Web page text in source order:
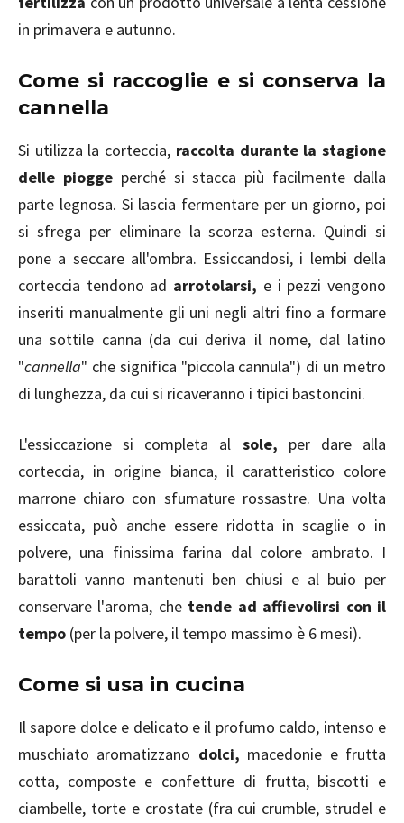
in primavera e autunno.
Come si raccoglie e si conserva la
cannella
Si utilizza la corteccia, raccolta durante la stagione
delle pioggeperché si stacca più facilmente dalla
parte legnosa. Si lascia fermentare per un giorno, poi
si sfrega per eliminare la scorza esterna. Quindi si
pone a seccare all'ombra. Essiccandosi, i lembi della
corteccia tendono ad arrotolarsi, e i pezzi vengono
inseriti manualmente gli uni negli altri fino a formare
una sottile canna (da cui deriva il nome, dal latino
"cannella" che significa "piccola cannula") di un metro
di lunghezza, da cui si ricaveranno i tipici bastoncini.
L'essiccazione si completa al sole, per dare alla
corteccia, in origine bianca, il caratteristico colore
marrone chiaro con sfumature rossastre. Una volta
essiccata, può anche essere ridotta in scaglie o in
polvere, una finissima farina dal colore ambrato. I
barattoli vanno mantenuti ben chiusi e al buio per
conservare l'aroma, che tende ad affievolirsi con il
tempo (per la polvere, il tempo massimo è 6 mesi).
Come si usa in cucina
Il sapore dolce e delicato e il profumo caldo, intenso e
muschiato aromatizzano dolci, macedonie e frutta
cotta, composte e confetture di frutta, biscotti e
ciambelle, torte e crostate (fra cui crumble, strudel e